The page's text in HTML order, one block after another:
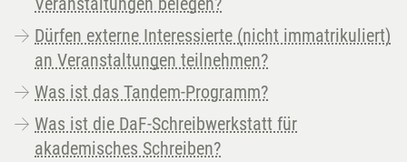
Dürfen externe Interessierte (nicht immatrikuliert)
an Veranstaltungen teilnehmen?
Was ist das Tandem-Programm?
Was ist die DaF-Schreibwerkstatt für
akademisches Schreiben?